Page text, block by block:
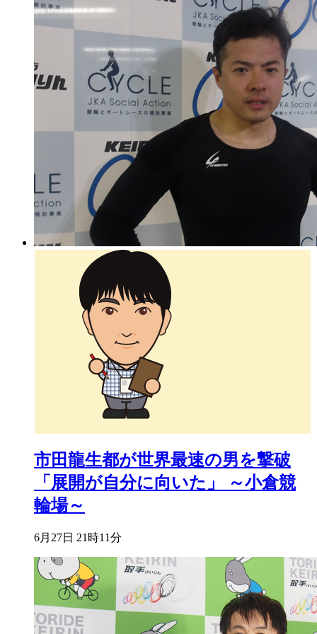
市田龍生都が世界最速の男を撃破
「展開が自分に向いた」 ～小倉競
輪場～
6月27日 21時11分